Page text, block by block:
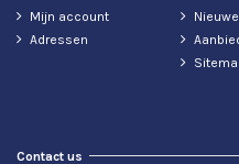
Mijn account
Adressen
Contact us